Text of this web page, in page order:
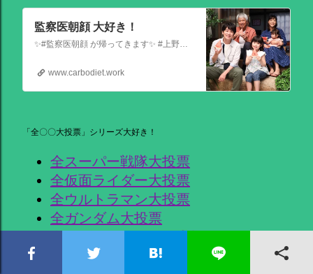
監察医朝顔 大好き！
✨#監察医朝顔 が帰ってきます✨ #上野樹里 主演 『監察医朝顔2025新春SP』 ＼＼1月3日(金)夜9時から／／ 法医学者であり母である 朝顔が人々の最期と向き合う… 父(#時任三郎)との別れ… そして桑原(#風間俊介)が託されたものとは… お正月にぜひ観ていただきたい 温かい物語です
www.carbodiet.work
「全〇〇大投票」シリーズ大好き！
全スーパー戦隊大投票
全仮面ライダー大投票
全ウルトラマン大投票
全ガンダム大投票
全美少女戦士セーラームーンアニメ大